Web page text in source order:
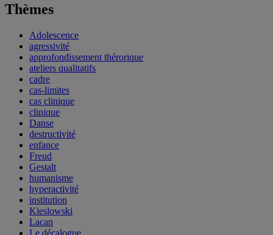
Thèmes
Adolescence
agressivité
approfondissement thérorique
ateliers qualitatifs
cadre
cas-limites
cas clinique
clinique
Danse
destructivité
enfance
Freud
Gestalt
humanisme
hyperactivité
institution
Kieslowski
Lacan
Le décalogue